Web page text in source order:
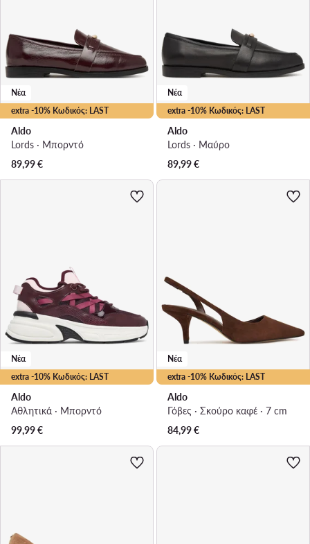
extra -10% Κωδικός: LAST
Νέα
Aldo
Lords · Μπορντό
89,99€
extra -10% Κωδικός: LAST
Νέα
Aldo
Lords · Μαύρο
89,99€
extra -10% Κωδικός: LAST
Νέα
Aldo
Αθλητικά · Μπορντό
99,99€
extra -10% Κωδικός: LAST
Νέα
Aldo
Γόβες · Σκούρο καφέ · 7 cm
84,99€